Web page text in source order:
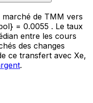
de TMM vers
= 0.0055 ₹. Le taux
entre les cours
des changes
ce transfert avec Xe,
.